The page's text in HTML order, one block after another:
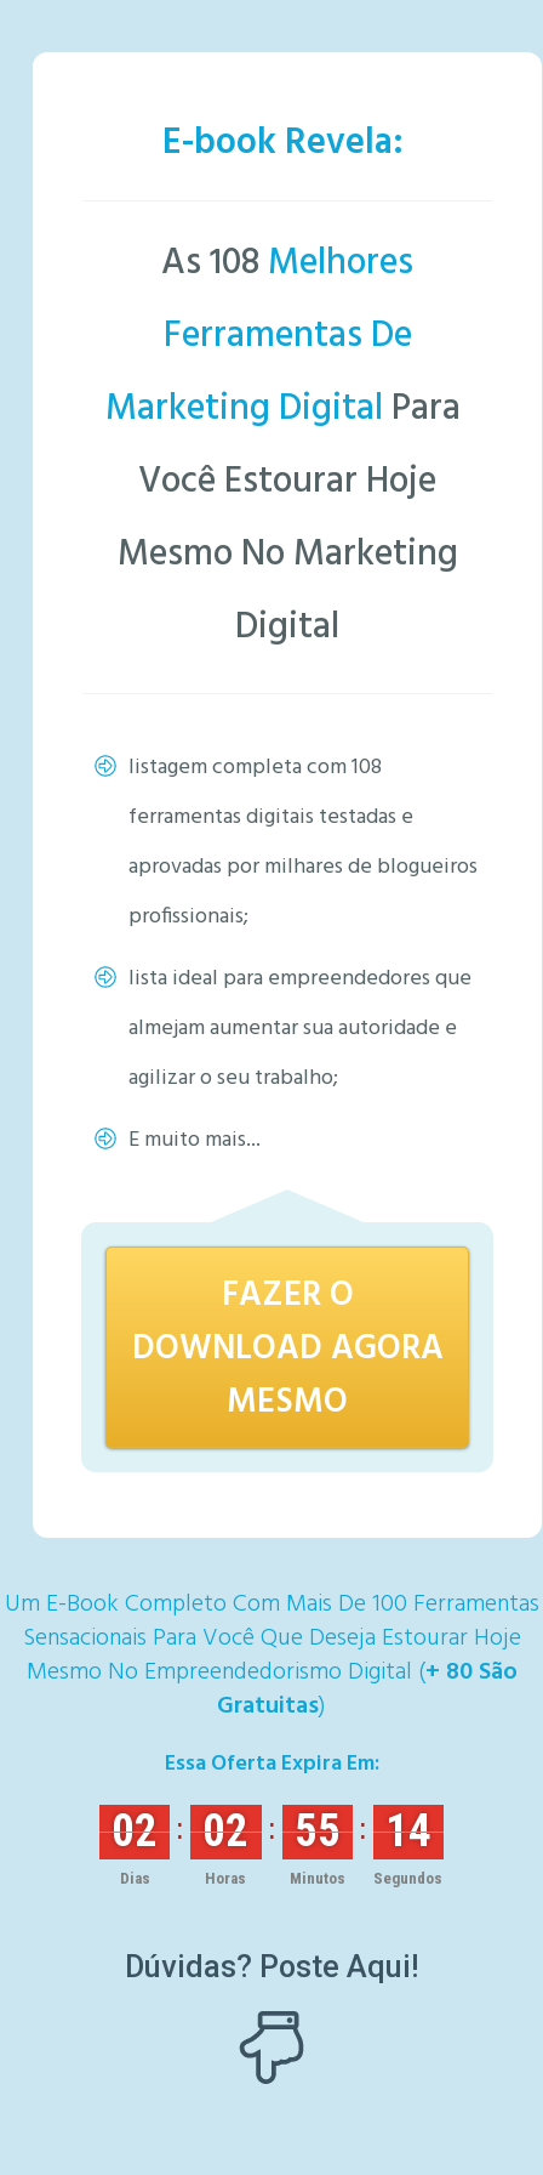
Um E-Book Completo Com Mais De 100 Ferramentas
Sensacionais Para Você Que Deseja Estourar Hoje
Mesmo No Empreendedorismo Digital (+ 80 São
Gratuitas)
Essa Oferta Expira Em:
02
Dias
: 02
Horas
: 55
Minutos
: 14
Segundos
E-book Revela:
As 108Melhores
Ferramentas De
Marketing Digital Para
Você Estourar Hoje
Mesmo No Marketing
Digital
listagem completa com 108
ferramentas digitais testadas e
aprovadas por milhares de blogueiros
profissionais;
lista ideal para empreendedores que
almejam aumentar sua autoridade e
agilizar o seu trabalho;
E muito mais...
FAZER O
DOWNLOAD AGORA
MESMO
Dúvidas? Poste Aqui!